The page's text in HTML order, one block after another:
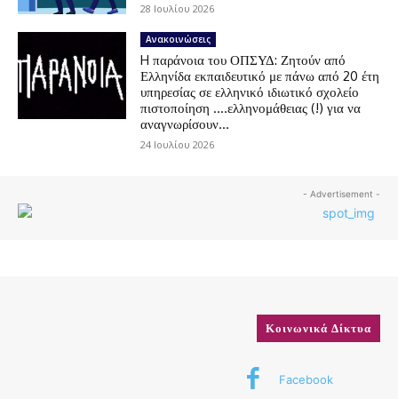
28 Ιουλίου 2026
Ανακοινώσεις
H παράνοια του ΟΠΣΥΔ: Ζητούν από
Ελληνίδα εκπαιδευτικό με πάνω από 20 έτη
υπηρεσίας σε ελληνικό ιδιωτικό σχολείο
πιστοποίηση ….ελληνομάθειας (!) για να
αναγνωρίσουν...
24 Ιουλίου 2026
- Advertisement -
Κοινωνικά Δίκτυα
Facebook